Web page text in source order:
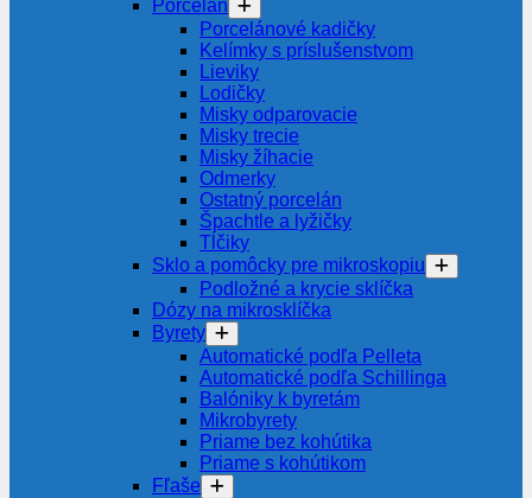
Porcelán
Porcelánové kadičky
Kelímky s príslušenstvom
Lieviky
Lodičky
Misky odparovacie
Misky trecie
Misky žíhacie
Odmerky
Ostatný porcelán
Špachtle a lyžičky
Tĺčiky
Sklo a pomôcky pre mikroskopiu
Podložné a krycie sklíčka
Dózy na mikrosklíčka
Byrety
Automatické podľa Pelleta
Automatické podľa Schillinga
Balóniky k byretám
Mikrobyrety
Priame bez kohútika
Priame s kohútikom
Fľaše